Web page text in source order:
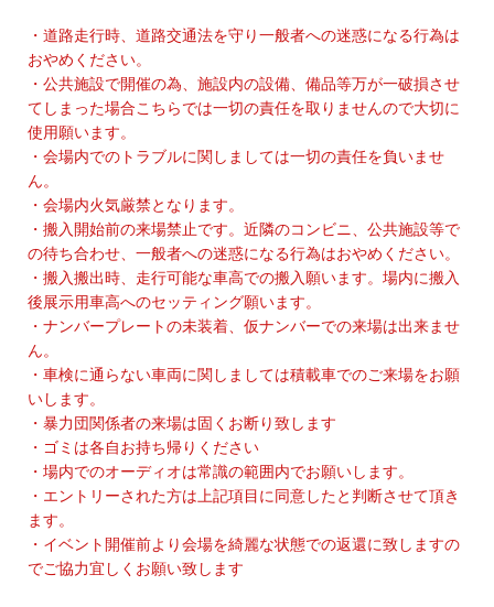
・道路走行時、道路交通法を守り一般者への迷惑になる行為は
おやめください。
・公共施設で開催の為、施設内の設備、備品等万が一破損させ
てしまった場合こちらでは一切の責任を取りませんので大切に
使用願います。
・会場内でのトラブルに関しましては一切の責任を負いませ
ん。
・会場内火気厳禁となります。
・搬入開始前の来場禁止です。近隣のコンビニ、公共施設等で
の待ち合わせ、一般者への迷惑になる行為はおやめください。
・搬入搬出時、走行可能な車高での搬入願います。場内に搬入
後展示用車高へのセッティング願います。
・ナンバープレートの未装着、仮ナンバーでの来場は出来ませ
ん。
・車検に通らない車両に関しましては積載車でのご来場をお願
いします。
・暴力団関係者の来場は固くお断り致します
・ゴミは各自お持ち帰りください
・場内でのオーディオは常識の範囲内でお願いします。
・エントリーされた方は上記項目に同意したと判断させて頂き
ます。
・イベント開催前より会場を綺麗な状態での返還に致しますの
でご協力宜しくお願い致します